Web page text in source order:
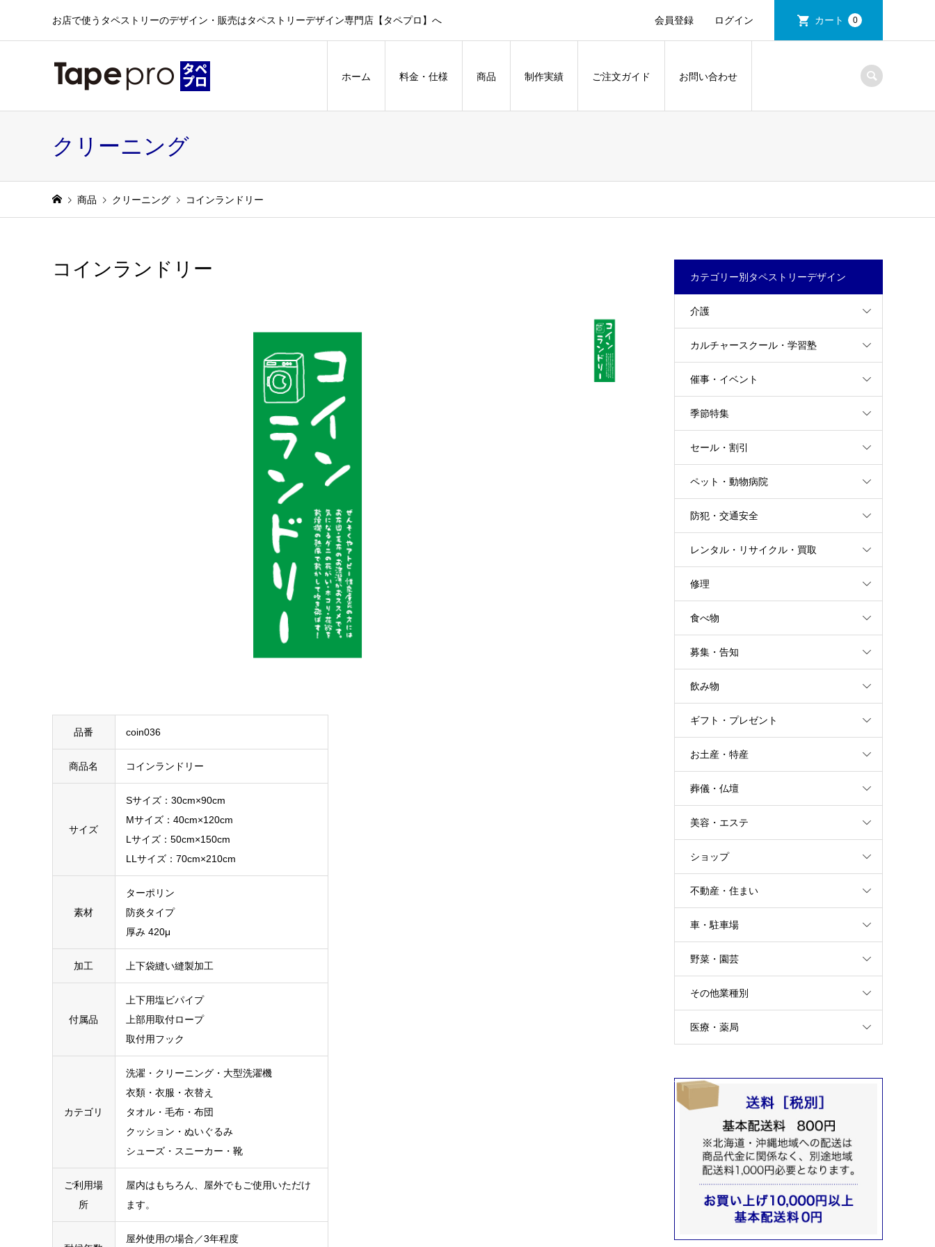
お店で使うタペストリーのデザイン・販売はタペストリーデザイン専門店【タペプロ】へ 会員登録 ログイン カート 0
ホーム 料金・仕様 商品 制作実績 ご注文ガイド お問い合わせ
クリーニング
商品 クリーニング コインランドリー
コインランドリー
品番 coin036
商品名 コインランドリー
サイズ
Sサイズ：30cm×90cm
Mサイズ：40cm×120cm
Lサイズ：50cm×150cm
LLサイズ：70cm×210cm
素材
ターポリン
防炎タイプ
厚み 420μ
加工 上下袋縫い縫製加工
付属品
上下用塩ビパイプ
上部用取付ロープ
取付用フック
カテゴリ
洗濯・クリーニング・大型洗濯機
衣類・衣服・衣替え
タオル・毛布・布団
クッション・ぬいぐるみ
シューズ・スニーカー・靴
ご利用場
所
屋内はもちろん、屋外でもご使用いただけ
ます。
屋外使用の場合／3年程度
カテゴリー別タペストリーデザイン
介護
カルチャースクール・学習塾
催事・イベント
季節特集
セール・割引
ペット・動物病院
防犯・交通安全
レンタル・リサイクル・買取
修理
食べ物
募集・告知
飲み物
ギフト・プレゼント
お土産・特産
葬儀・仏壇
美容・エステ
ショップ
不動産・住まい
車・駐車場
野菜・園芸
その他業種別
医療・薬局